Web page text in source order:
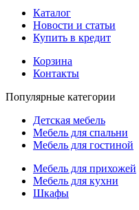
Каталог
Новости и статьи
Купить в кредит
Корзина
Контакты
Популярные категории
Детская мебель
Мебель для спальни
Мебель для гостиной
Мебель для прихожей
Мебель для кухни
Шкафы